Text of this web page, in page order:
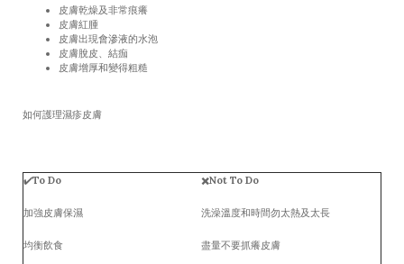
皮膚乾燥及非常痕癢
皮膚紅腫
皮膚出現會滲液的水泡
皮膚脫皮、結痂
皮膚增厚和變得粗糙
如何護理濕疹皮膚
✔️To Do ✖️Not To Do
加強皮膚保濕 洗澡溫度和時間勿太熱及太長
均衡飲食 盡量不要抓癢皮膚